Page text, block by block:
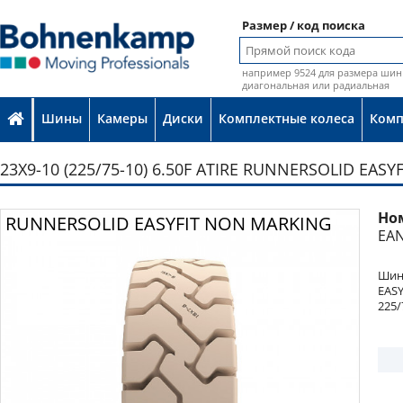
Размер / код поиска
например 9524 для размера шин
диагональная или радиальная
Шины Камеры Диски Комплектные колеса
23X9-10 (225/75-10) 6.50F ATIRE RUNNERSOLID
RUNNERSOLID EASYFIT NON MARKING